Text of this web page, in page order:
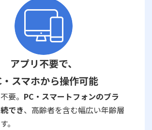
アプリ不要で、
・スマホから操作可能
要。 PC・スマートフォンのブラ
でき、高齢者を含む幅広い年齢層
。